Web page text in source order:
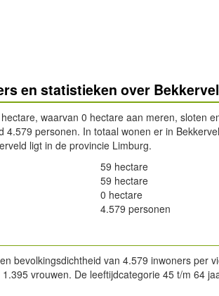
en statistieken over
waarvan 0 hectare aan meren, sloten
4.579 personen. In totaal wonen er in
ligt in de provincie Limburg.
59 hectare
59 hectare
0 hectare
4.579 personen
bevolkingsdichtheid van 4.579 inwoners per
vrouwen. De leeftijdcategorie 45 t/m 64